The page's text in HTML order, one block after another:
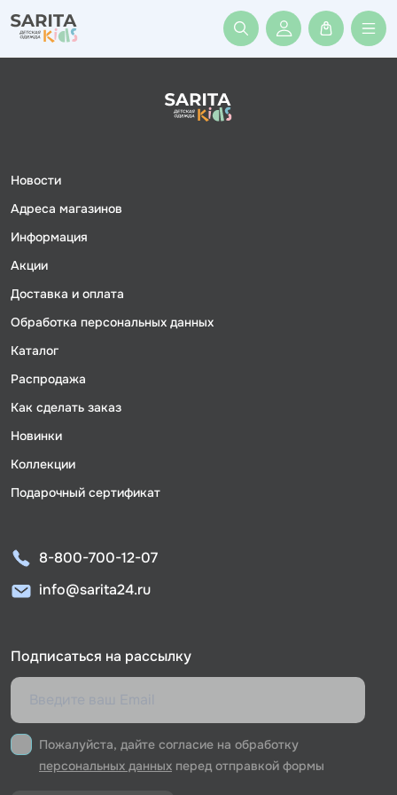
Войти или
Новости
Адреса магазинов
Информация
Акции
Доставка и оплата
Обработка персональных данных
Каталог
Распродажа
Как сделать заказ
Новинки
Коллекции
Подарочный сертификат
8-800-700-12-07
info@sarita24.ru
Подписаться на рассылку
Пожалуйста, дайте согласие на обработку
персональных данных перед отправкой формы